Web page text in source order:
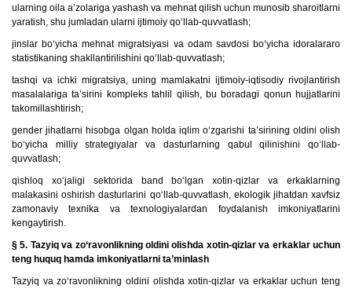
ularning oila a’zolariga yashash va mehnat qilish uchun munosib sharoitlarni
yaratish, shu jumladan ularni ijtimoiy qo‘llab-quvvatlash;
jinslar bo‘yicha mehnat migratsiyasi va odam savdosi bo‘yicha idoralararo
statistikaning shakllantirilishini qo‘llab-quvvatlash;
tashqi va ichki migratsiya, uning mamlakatni ijtimoiy-iqtisodiy rivojlantirish
masalalariga ta’sirini kompleks tahlil qilish, bu boradagi qonun hujjatlarini
takomillashtirish;
gender jihatlarni hisobga olgan holda iqlim o‘zgarishi ta’sirining oldini olish
bo‘yicha milliy strategiyalar va dasturlarning qabul qilinishini qo‘llab-
quvvatlash;
qishloq xo‘jaligi sektorida band bo‘lgan xotin-qizlar va erkaklarning
malakasini oshirish dasturlarini qo‘llab-quvvatlash, ekologik jihatdan xavfsiz
zamonaviy texnika va texnologiyalardan foydalanish imkoniyatlarini
kengaytirish.
§ 5. Tazyiq va zo‘ravonlikning oldini olishda xotin-qizlar va erkaklar uchun
teng huquq hamda imkoniyatlarni ta’minlash
Tazyiq va zo‘ravonlikning oldini olishda xotin-qizlar va erkaklar uchun teng